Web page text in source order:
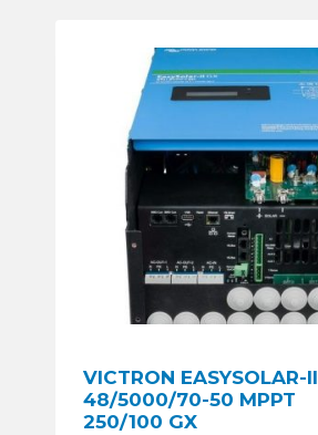
VICTRON EASYSOLAR-II
48/5000/70-50 MPPT
250/100 GX